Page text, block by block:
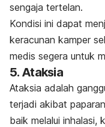
sengaja tertelan.
Kondisi ini dapat
keracunan kamper
medis segera untuk
5. Ataksia
Ataksia adalah
terjadi akibat
baik melalui inhalasi,